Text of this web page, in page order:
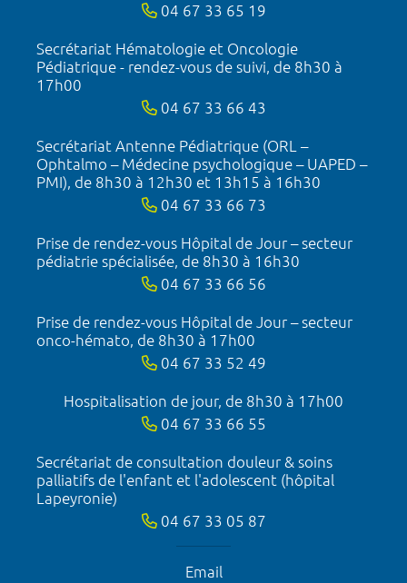
04 67 33 65 19
Secrétariat Hématologie et Oncologie
Pédiatrique - rendez-vous de suivi, de 8h30 à
17h00
04 67 33 66 43
Secrétariat Antenne Pédiatrique (ORL –
Ophtalmo – Médecine psychologique – UAPED –
PMI), de 8h30 à 12h30 et 13h15 à 16h30
04 67 33 66 73
Prise de rendez-vous Hôpital de Jour – secteur
pédiatrie spécialisée, de 8h30 à 16h30
04 67 33 66 56
Prise de rendez-vous Hôpital de Jour – secteur
onco-hémato, de 8h30 à 17h00
04 67 33 52 49
Hospitalisation de jour, de 8h30 à 17h00
04 67 33 66 55
Secrétariat de consultation douleur & soins
palliatifs de l'enfant et l'adolescent (hôpital
Lapeyronie)
04 67 33 05 87
Email